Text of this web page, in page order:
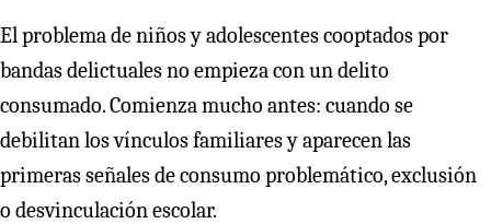
El problema de niños y adolescentes cooptados por
bandas delictuales no empieza con un delito
consumado. Comienza mucho antes: cuando se
debilitan los vínculos familiares y aparecen las
primeras señales de consumo problemático, exclusión
o desvinculación escolar.